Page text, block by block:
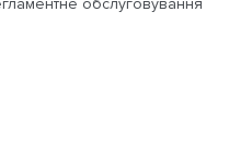
обслуговування